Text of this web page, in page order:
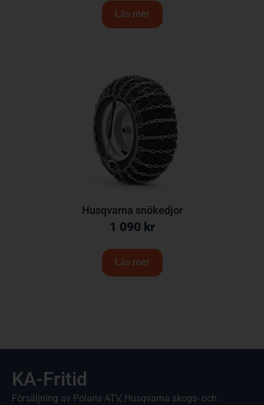
Läs mer
Husqvarna snökedjor
1 090 kr
Läs mer
KA-Fritid
Försäljning av Polaris ATV, Husqvarna skogs- och